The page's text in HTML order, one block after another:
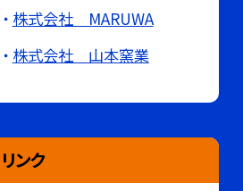
株式会社 MARUWA
株式会社 山本窯業
リンク